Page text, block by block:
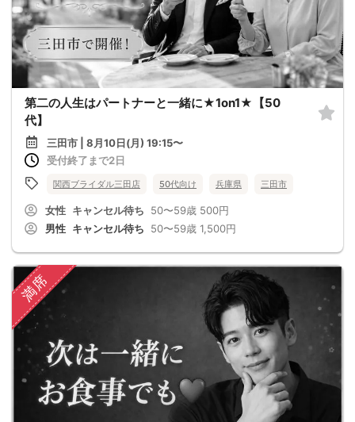
第二の人生はパートナーと一緒に★1on1★【50
代】
三田市 | 8月10日(月) 19:15〜
受付終了まで2日
関西ブライダル三田店 50代向け 兵庫県 三田市
女性 キャンセル待ち 50〜59歳 500円
男性 キャンセル待ち 50〜59歳 1,500円
満席